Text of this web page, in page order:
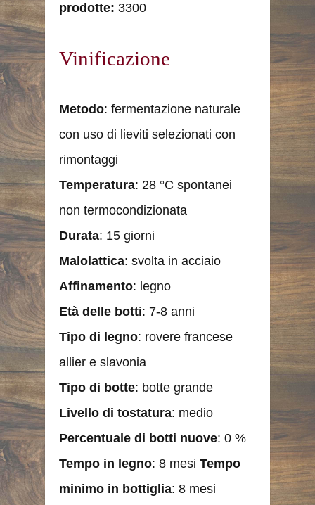
prodotte: 3300
Vinificazione
Metodo: fermentazione naturale
con uso di lieviti selezionati con
rimontaggi
Temperatura: 28 °C spontanei
non termocondizionata
Durata: 15 giorni
Malolattica: svolta in acciaio
Affinamento: legno
Età delle botti: 7-8 anni
Tipo di legno: rovere francese
allier e slavonia
Tipo di botte: botte grande
Livello di tostatura: medio
Percentuale di botti nuove: 0 %
Tempo in legno: 8 mesi Tempo
minimo in bottiglia: 8 mesi